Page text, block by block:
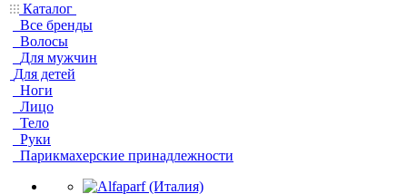
Каталог
Все бренды
Волосы
Для мужчин
Для детей
Ноги
Лицо
Тело
Руки
Парикмахерские принадлежности